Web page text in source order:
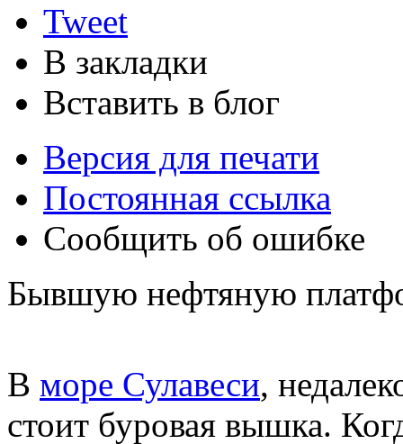
Tweet
В закладки
Вставить в блог
Версия для печати
Постоянная ссылка
Сообщить об ошибке
Бывшую нефтяную
В море Сулавеси,
стоит буровая вышка.